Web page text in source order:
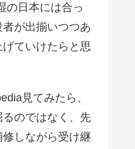
の日本には合っ
が出揃いつつあ
ていけたらと思
見てみたら、
のではなく、先
しながら受け継